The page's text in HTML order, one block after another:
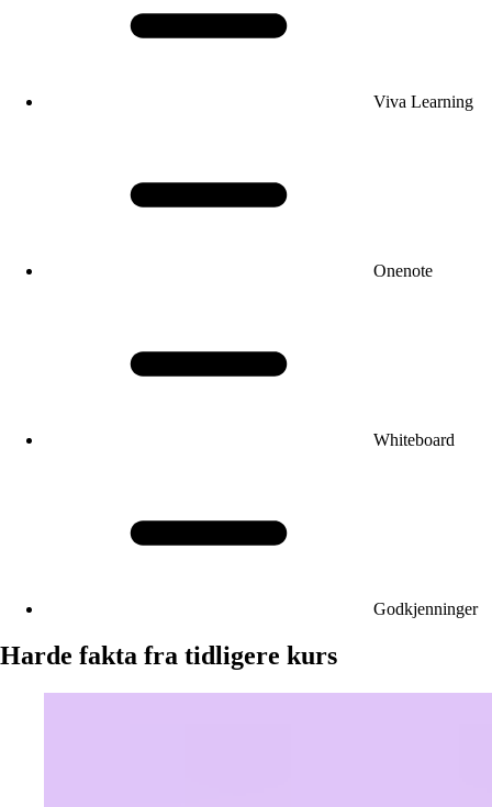
Viva Learning
Onenote
Whiteboard
Godkjenninger
Harde fakta fra tidligere kurs